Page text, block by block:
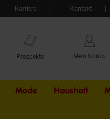
Karriere Kontakt
Prospekte Mein Konto
Mode Haushalt